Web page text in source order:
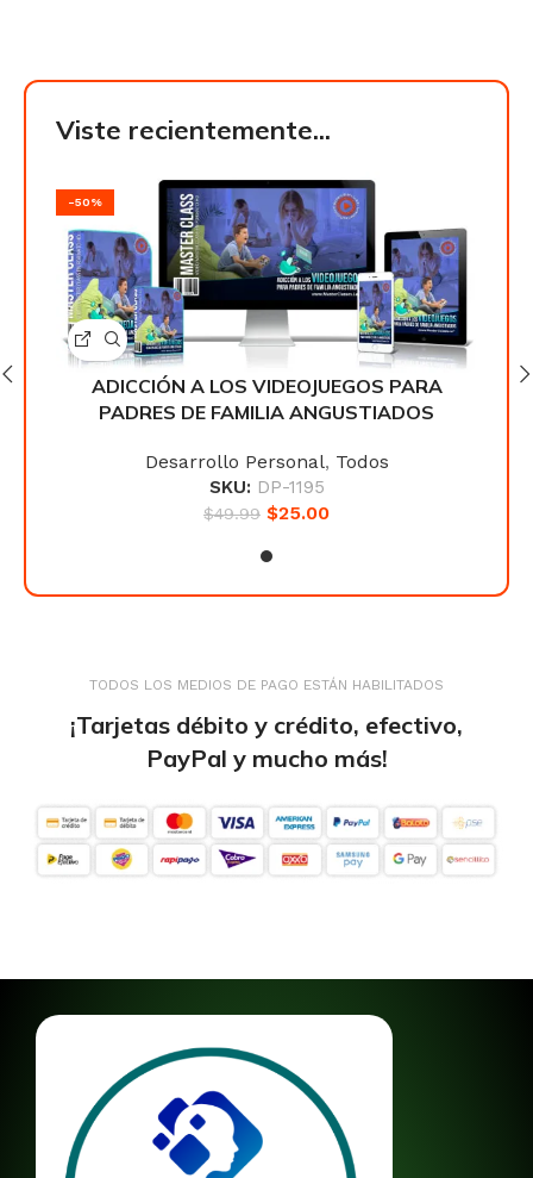
Viste recientemente...
-50%
ADICCIÓN A LOS VIDEOJUEGOS PARA
PADRES DE FAMILIA ANGUSTIADOS
Desarrollo Personal, Todos
SKU: DP-1195
$49.99 $25.00
TODOS LOS MEDIOS DE PAGO ESTÁN HABILITADOS
¡Tarjetas débito y crédito, efectivo,
PayPal y mucho más!